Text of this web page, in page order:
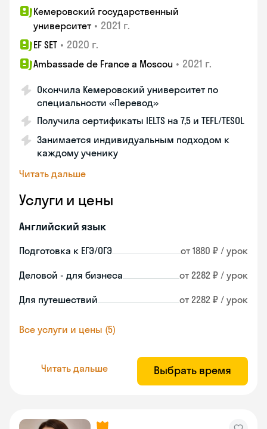
Кемеровский государственный
университет • 2021 г.
EF SET • 2020 г.
Ambassade de France a Moscou • 2021 г.
Окончила Кемеровский университет по
специальности «Перевод»
Получила сертификаты IELTS на 7,5 и TEFL/TESOL
Занимается индивидуальным подходом к
каждому ученику
Читать дальше
Услуги и цены
Английский язык
Подготовка к ЕГЭ/ОГЭ от 1880 ₽ / урок
Деловой - для бизнеса от 2282 ₽ / урок
Для путешествий от 2282 ₽ / урок
Все услуги и цены (5)
Читать дальше Выбрать время